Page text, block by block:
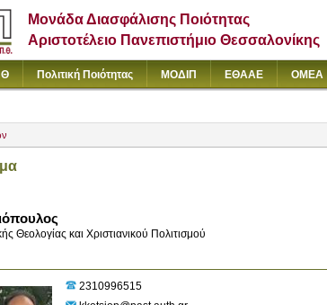
Μονάδα Διασφάλισης Ποιότητας
Αριστοτέλειο Πανεπιστήμιο Θεσσαλονίκης
Πολιτική Ποιότητας ΜΟΔΙΠ ΕΘΑΑΕ ΟΜΕΑ
Θεολογίας και Χριστιανικού Πολιτισμού
2310996515